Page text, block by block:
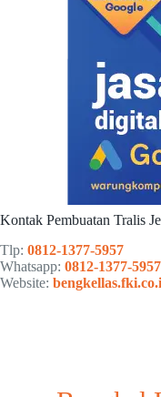
Kontak Pembuatan Tralis
Tlp: 0812-1377-5957
Whatsapp: 0812-1377-5957
Website: